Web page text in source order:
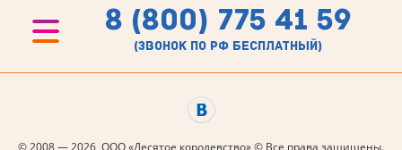
8 (800) 775 41 59
(звонок по рф бесплатный)
© 2008 — 2026, ООО «Десятое королевство» © Все права защищены.